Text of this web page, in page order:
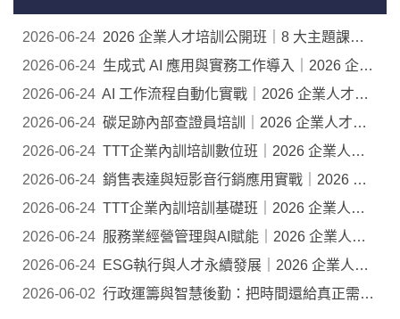
2026-06-24 2026 企業人才培訓公開班｜8 大主題課程開放報名
2026-06-24 生成式 AI 應用與實務工作導入｜2026 企業人才培訓...
2026-06-24 AI 工作流程自動化實戰｜2026 企業人才培訓公開班
2026-06-24 碳足跡內部查證員培訓｜2026 企業人才培訓公開班
2026-06-24 TTT企業內訓培訓數位班｜2026 企業人才培訓公開班
2026-06-24 銷售表達與短影音行銷應用實戰｜2026 企業人才培...
2026-06-24 TTT企業內訓培訓基礎班｜2026 企業人才培訓公開班
2026-06-24 服務業經營管理與AI賦能｜2026 企業人才培訓公開...
2026-06-24 ESG執行與人才永續發展｜2026 企業人才培訓公開班
2026-06-02 行政運籌與智慧後勤：把時間還給真正需要人的工...